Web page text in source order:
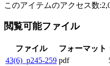
このアイテムのアクセス数:
閲覧可能ファイル
ファイル フォーマット
43(6)_p245-259 pdf